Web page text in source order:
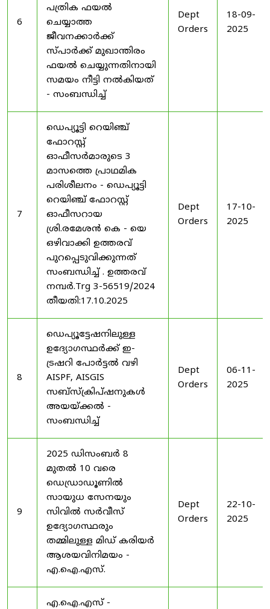
6
പത്രിക ഫയൽ
ചെയ്യാത്ത
ജീവനക്കാർക്ക്
സ്പാർക്ക് മുഖാന്തിരം
ഫയൽ ചെയ്യുന്നതിനായി
സമയം നീട്ടി നൽകിയത്
- സംബന്ധിച്ച്
Dept
Orders
18-09-
2025
7
ഡെപ്യൂട്ടി റെയിഞ്ച്
ഫോറസ്റ്റ്
ഓഫീസർമാരുടെ 3
മാസത്തെ പ്രാഥമിക
പരിശീലനം - ഡെപ്യൂട്ടി
റെയിഞ്ച് ഫോറസ്റ്റ്
ഓഫീസറായ
ശ്രി.രമേശൻ കെ - യെ
ഒഴിവാക്കി ഉത്തരവ്
പുറപ്പെടുവിക്കുന്നത്
സംബന്ധിച്ച് . ഉത്തരവ്
നമ്പർ.Trg 3-56519/2024
തീയതി:17.10.2025
Dept
Orders
17-10-
2025
8
ഡെപ്യൂട്ടേഷനിലുള്ള
ഉദ്യോഗസ്ഥർക്ക് ഇ-
ട്രഷറി പോർട്ടൽ വഴി
AISPF, AISGIS
സബ്‌സ്‌ക്രിപ്‌ഷനുകൾ
അയയ്ക്കൽ -
സംബന്ധിച്ച്
Dept
Orders
06-11-
2025
9
2025 ഡിസംബർ 8
മുതൽ 10 വരെ
ഡെഡ്രാഡൂണിൽ
സായുധ സേനയും
സിവിൽ സർവീസ്
ഉദ്യോഗസ്ഥരും
തമ്മിലുള്ള മിഡ് കരിയർ
ആശയവിനിമയം -
എ.ഐ.എസ്.
Dept
Orders
22-10-
2025
എ.ഐ.എസ് -